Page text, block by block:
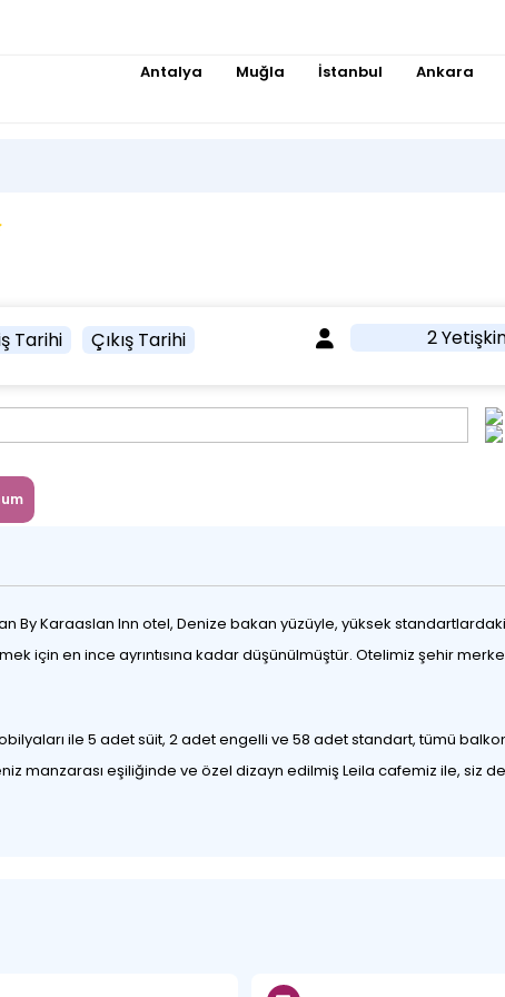
Antalya Muğla İstanbul Ankara
Tarihi Çıkış Tarihi 2
By Karaaslan Inn otel, Denize bakan yüzüyle, yüksek
için en ince ayrıntısına kadar düşünülmüştür. Otelimiz şehir
ile 5 adet süit, 2 adet engelli ve 58 adet standart, tümü
manzarası eşiliğinde ve özel dizayn edilmiş Leila cafemiz ile, siz